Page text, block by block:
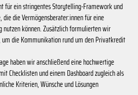
für ein stringentes Storytelling-Framework und
die Vermögensberater:innen für eine
nutzen können. Zusätzlich formulierten wir
die Kommunikation rund um den Privatkredit
haben wir anschließend eine hochwertige
Checklisten und einem Dashboard zugleich als
Kriterien, Wünsche und Lösungen